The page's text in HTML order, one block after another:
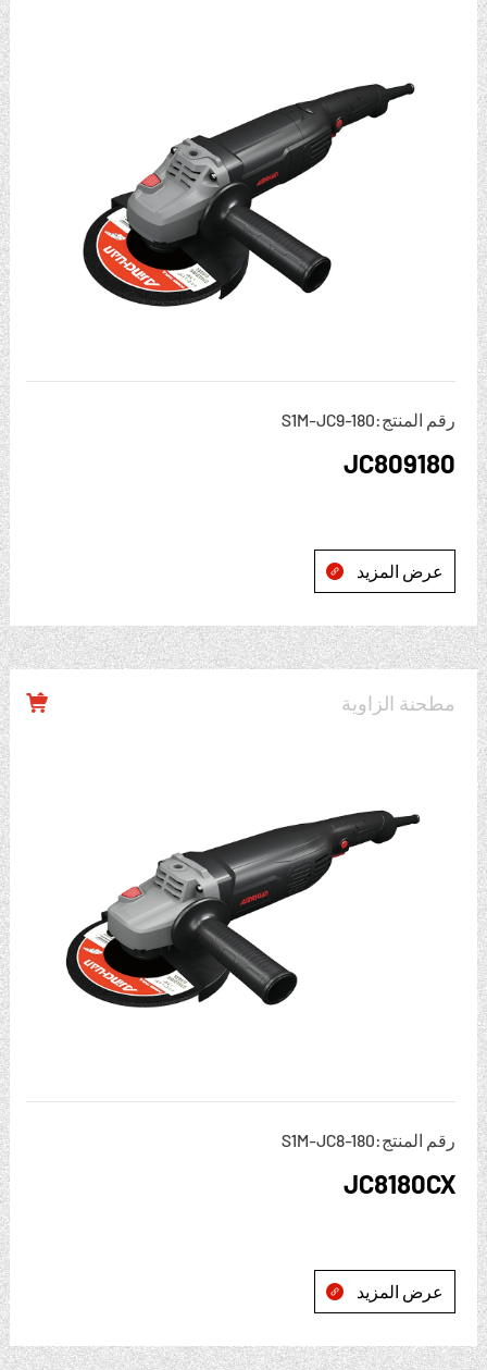
رقم المنتج:S1M-JC9-180
JC809180
عرض المزيد 
مطحنة الزاوية 
رقم المنتج:S1M-JC8-180
JC8180CX
عرض المزيد 